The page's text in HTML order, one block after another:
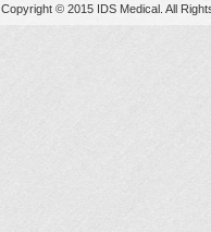
Copyright © 2015 IDS Medical. All